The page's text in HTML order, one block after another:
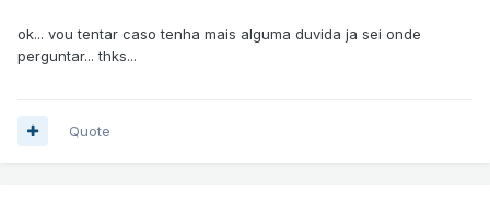
ok... vou tentar caso tenha mais alguma duvida ja sei onde
perguntar... thks...
Quote